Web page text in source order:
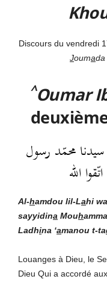
Discours du vendredi
Joumada
^Oumar
سيدنا محمّد رسول
الله
Al-hamdou lil-Lahi wa
sayyidina Mouh
Ladhina ‘amanou t-ta
Louanges à Dieu, le
Dieu Qui a accordé